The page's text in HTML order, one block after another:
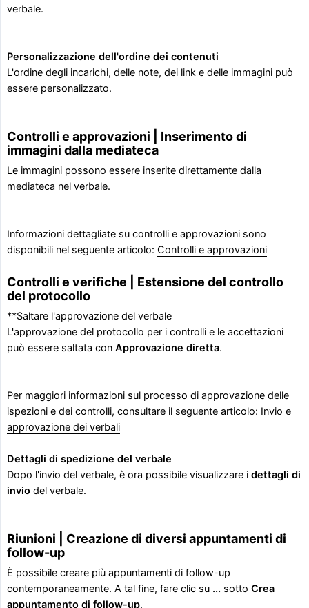
verbale.
Personalizzazione dell'ordine dei contenuti
L'ordine degli incarichi, delle note, dei link e delle immagini può
essere personalizzato.
Controlli e approvazioni | Inserimento di
immagini dalla mediateca
Le immagini possono essere inserite direttamente dalla
mediateca nel verbale.
Informazioni dettagliate su controlli e approvazioni sono
disponibili nel seguente articolo: Controlli e approvazioni
Controlli e verifiche | Estensione del controllo
del protocollo
**Saltare l'approvazione del verbale
L'approvazione del protocollo per i controlli e le accettazioni
può essere saltata con Approvazione diretta.
Per maggiori informazioni sul processo di approvazione delle
ispezioni e dei controlli, consultare il seguente articolo: Invio e
approvazione dei verbali
Dettagli di spedizione del verbale
Dopo l'invio del verbale, è ora possibile visualizzare i dettagli di
invio del verbale.
Riunioni | Creazione di diversi appuntamenti di
follow-up
È possibile creare più appuntamenti di follow-up
contemporaneamente. A tal fine, fare clic su ... sotto Crea
appuntamento di follow-up.